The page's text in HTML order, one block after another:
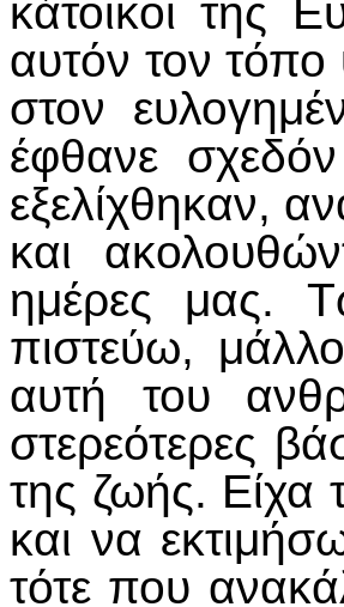
κάτοικοι της
αυτόν τον
στον
έφθανε
εξελίχθηκαν,
και
ημέρες μας.
πιστεύω,
αυτή του
στερεότερες
της ζωής. Είχα
και να
τότε που